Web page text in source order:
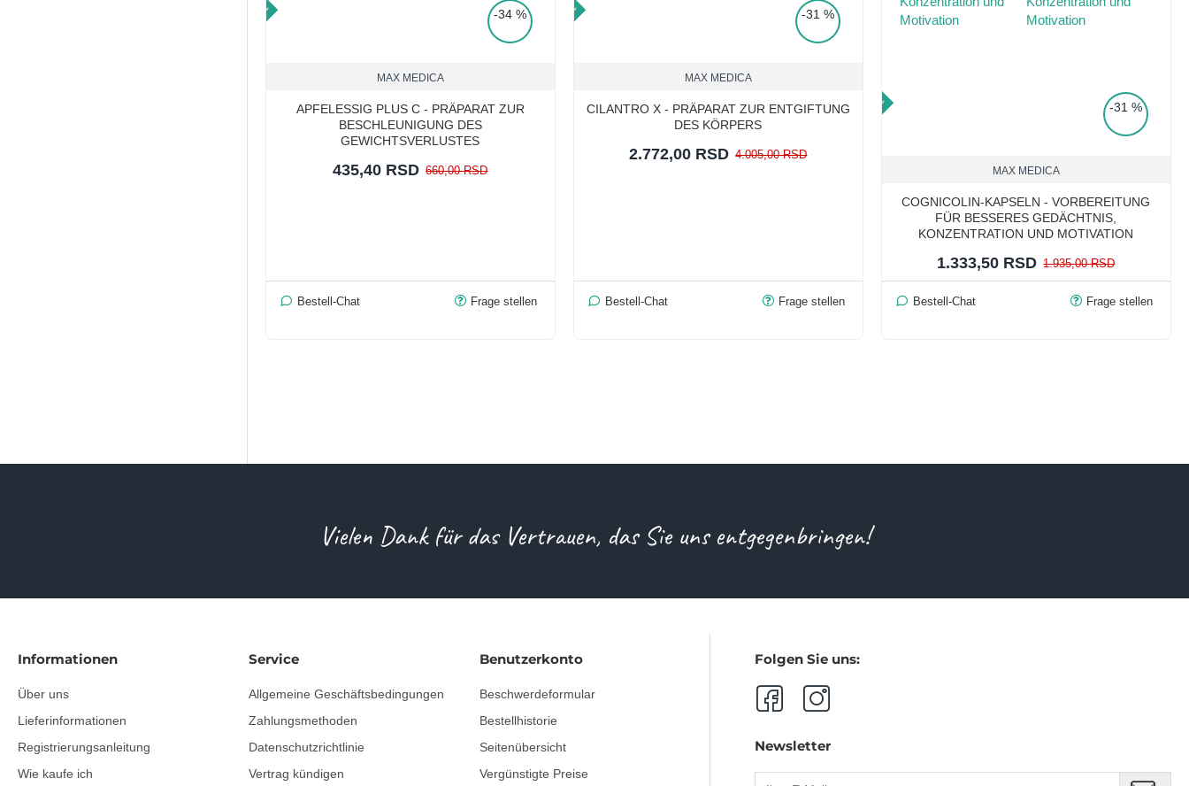
TOP PRICE -34 %
MAX MEDICA
APFELESSIG PLUS C - PRÄPARAT ZUR
BESCHLEUNIGUNG DES
GEWICHTSVERLUSTES
435,40 RSD 660,00 RSD
Bestell-Chat Frage stellen
TOP PRICE -31 %
MAX MEDICA
CILANTRO X - PRÄPARAT ZUR ENTGIFTUNG
DES KÖRPERS
2.772,00 RSD 4.005,00 RSD
Bestell-Chat Frage stellen
TOP PRICE -31 %
MAX MEDICA
COGNICOLIN-KAPSELN - VORBEREITUNG
FÜR BESSERES GEDÄCHTNIS,
KONZENTRATION UND MOTIVATION
1.333,50 RSD 1.935,00 RSD
Bestell-Chat Frage stellen
Vielen Dank für das Vertrauen, das Sie uns entgegenbringen!
Informationen
Über uns
Lieferinformationen
Registrierungsanleitung
Wie kaufe ich
Service
Allgemeine Geschäftsbedingungen
Zahlungsmethoden
Datenschutzrichtlinie
Vertrag kündigen
Benutzerkonto
Beschwerdeformular
Bestellhistorie
Seitenübersicht
Vergünstigte Preise
Folgen Sie uns:
Newsletter